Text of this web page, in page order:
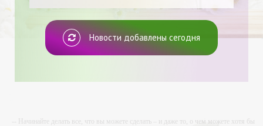
Новости добавлены сегодня
-- Начинайте делать все, что вы можете сделать – и даже то, о чем можете хотя бы